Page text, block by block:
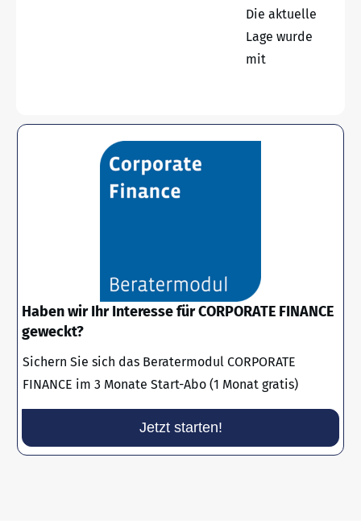
Die aktuelle
Lage wurde
mit
Haben wir Ihr Interesse für CORPORATE FINANCE
geweckt?
Sichern Sie sich das Beratermodul CORPORATE
FINANCE im 3 Monate Start-Abo (1 Monat gratis)
Jetzt starten!